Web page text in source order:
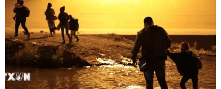
tư dự án theo tinh thần Kết luận số 18-KL/TW,
ngày 02/4/2026 của Ban Chấp hành Trung ương,
chú trọng hạch toán hiệu quả kinh tế - xã hội
trong phân bổ, quản lý và sử dụng mọi nguồn
lực, đánh giá tác động của hoạt động xây dựng,
tạo việc làm, đóng góp tăng trưởng kinh tế... để